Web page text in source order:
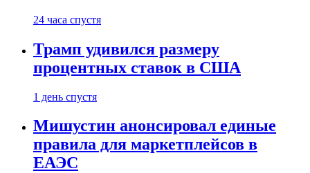
24 часа спустя
Трамп удивился размеру
процентных ставок в США
1 день спустя
Мишустин анонсировал единые
правила для маркетплейсов в
ЕАЭС